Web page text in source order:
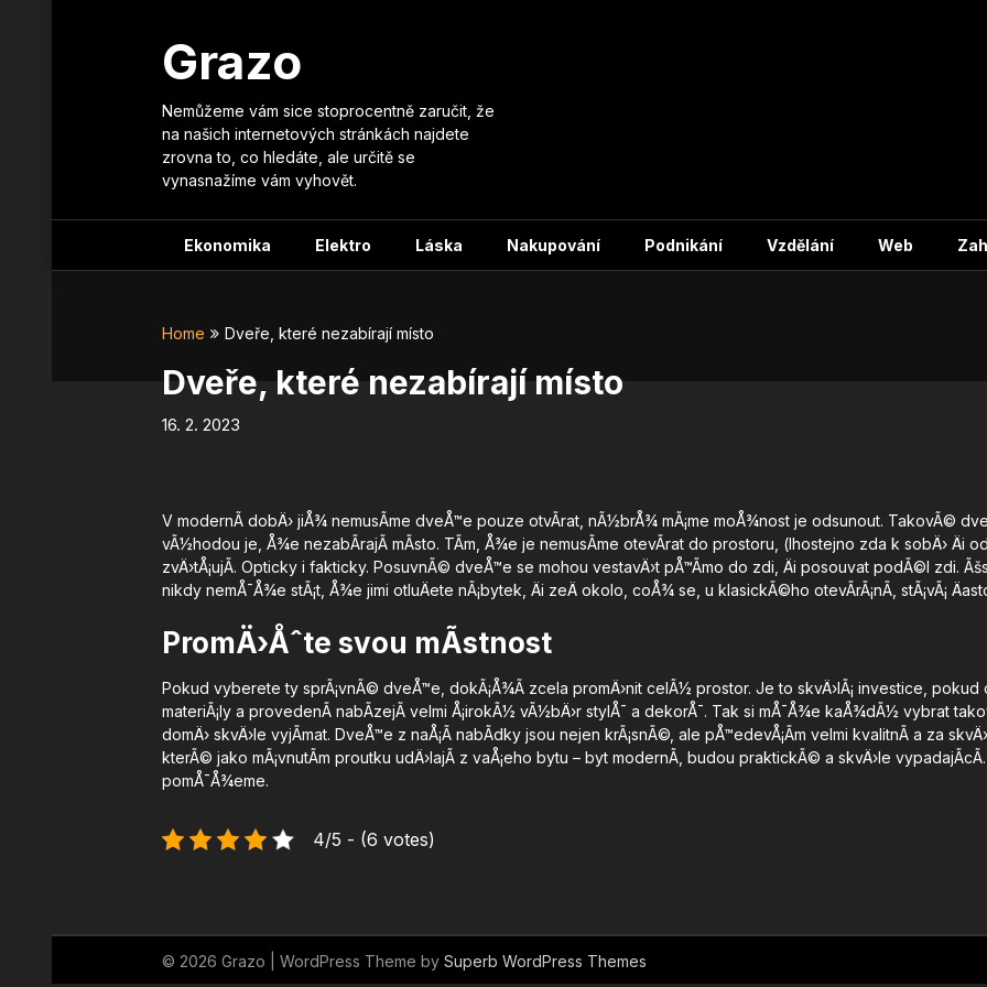
Grazo
Nemůžeme vám sice stoprocentně zaručit, že
na našich internetových stránkách najdete
zrovna to, co hledáte, ale určitě se
vynasnažíme vám vyhovět.
Ekonomika Elektro Láska Nakupování Podnikání Vzdělání Web
Home Dveře, které nezabírají místo
Dveře, které nezabírají místo
16. 2. 2023
V modernÃ­ dobÄ› jiÅ¾ nemusÃ­me dveÅ™e pouze otvÃ­rat, nÃ½brÅ¾ mÃ¡me moÅ¾nost je odsunout. TakovÃ©
vÃ½hodou je, Å¾e nezabÃ­rajÃ­ mÃ­sto. TÃ­m, Å¾e je nemusÃ­me otevÃ­rat do prostoru, (lhostejno zda k sobÄ› Äi
zvÄ›tÅ¡ujÃ­. Opticky i fakticky. PosuvnÃ© dveÅ™e se mohou vestavÄ›t pÅ™Ã­mo do zdi, Äi posouvat podÃ©l zdi.
nikdy nemÅ¯Å¾e stÃ¡t, Å¾e jimi otluÄete nÃ¡bytek, Äi zeÄ okolo, coÅ¾ se, u klasickÃ©ho otevÃ­rÃ¡nÃ­, stÃ¡vÃ¡
PromÄ›Åˆte svou mÃ­stnost
Pokud vyberete ty sprÃ¡vnÃ© dveÅ™e, dokÃ¡Å¾Ã­ zcela promÄ›nit celÃ½ prostor. Je to skvÄ›lÃ¡ investice,
materiÃ¡ly a provedenÃ­ nabÃ­zejÃ­ velmi Å¡irokÃ½ vÃ½bÄ›r stylÅ¯ a dekorÅ¯. Tak si mÅ¯Å¾e kaÅ¾dÃ½ vybrat
domÄ› skvÄ›le vyjÃ­mat. DveÅ™e z naÅ¡Ã­ nabÃ­dky jsou nejen krÃ¡snÃ©, ale pÅ™edevÅ¡Ã­m velmi kvalitnÃ­ a za
kterÃ© jako mÃ¡vnutÃ­m proutku udÄ›lajÃ­ z vaÅ¡eho bytu – byt modernÃ­, budou praktickÃ© a skvÄ›le vypadajÃ­cÃ­.
pomÅ¯Å¾eme.
4/5 - (6 votes)
© 2026 Grazo | WordPress Theme by Superb WordPress Themes